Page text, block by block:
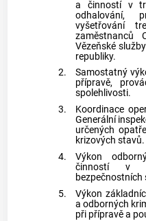
a činností v
odhalování,
vyšetřování
zaměstnanců
Vězeňské
republiky.
2.
Samostatný
přípravě,
spolehlivosti.
3.
Koordinace
Generální
určených
krizových stavů.
4.
Výkon
činností v
bezpečnostních
5.
Výkon
a odborných
při přípravě a